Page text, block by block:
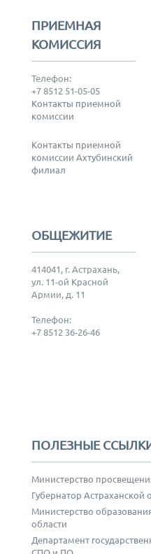
ПРИЕМНАЯ
КОМИССИЯ
Телефон:
+7 8512 51-05-05
Контакты приемной
комиссии
Контакты приемной
комиссии Ахтубинский
филиал
ОБЩЕЖИТИЕ
414041, г. Астрахань,
ул. 11-ой Красной
Армии, д. 11
Телефон:
+7 8512 36-26-46
ПОЛЕЗНЫЕ
Министерство
Губернатор Астраханской
Министерство
области
Департамент